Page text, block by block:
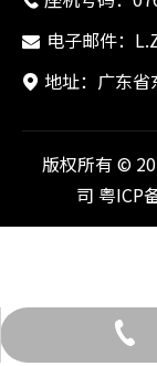
 电子邮件：
 地址：广东省
版权所有 ©
司 粤ICP